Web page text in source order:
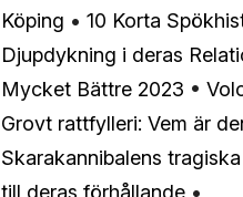
Köping • 10 Korta
Djupdykning i deras
Mycket Bättre 2023 •
Grovt rattfylleri: Vem är
Skarakannibalens